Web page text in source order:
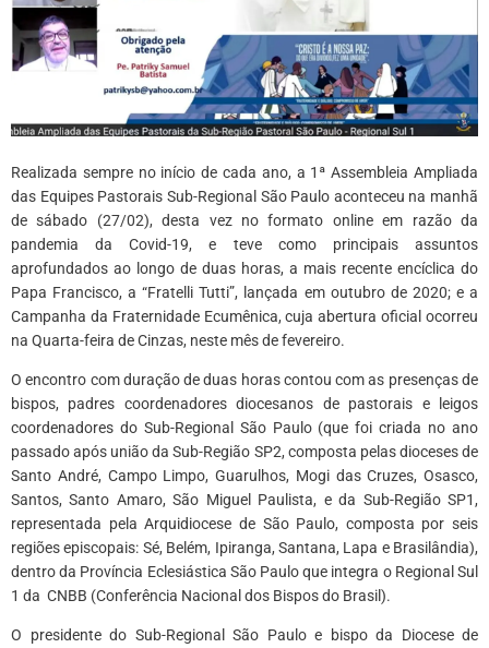
Realizada sempre no início de cada ano, a 1ª Assembleia Ampliada
das Equipes Pastorais Sub-Regional São Paulo aconteceu na manhã
de sábado (27/02), desta vez no formato online em razão da
pandemia da Covid-19, e teve como principais assuntos
aprofundados ao longo de duas horas, a mais recente encíclica do
Papa Francisco, a “Fratelli Tutti”, lançada em outubro de 2020; e a
Campanha da Fraternidade Ecumênica, cuja abertura oficial ocorreu
na Quarta-feira de Cinzas, neste mês de fevereiro.
O encontro com duração de duas horas contou com as presenças de
bispos, padres coordenadores diocesanos de pastorais e leigos
coordenadores do Sub-Regional São Paulo (que foi criada no ano
passado após união da Sub-Região SP2, composta pelas dioceses de
Santo André, Campo Limpo, Guarulhos, Mogi das Cruzes, Osasco,
Santos, Santo Amaro, São Miguel Paulista, e da Sub-Região SP1,
representada pela Arquidiocese de São Paulo, composta por seis
regiões episcopais: Sé, Belém, Ipiranga, Santana, Lapa e Brasilândia),
dentro da Província Eclesiástica São Paulo que integra o Regional Sul
1 da CNBB (Conferência Nacional dos Bispos do Brasil).
O presidente do Sub-Regional São Paulo e bispo da Diocese de